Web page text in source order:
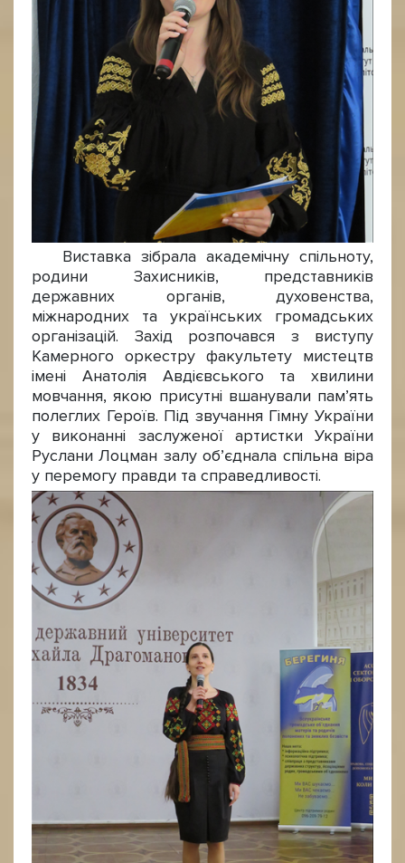
Виставка зібрала академічну спільноту,
родини Захисників, представників
державних органів, духовенства,
міжнародних та українських громадських
організацій. Захід розпочався з виступу
Камерного оркестру факультету мистецтв
імені Анатолія Авдієвського та хвилини
мовчання, якою присутні вшанували пам’ять
полеглих Героїв. Під звучання Гімну України
у виконанні заслуженої артистки України
Руслани Лоцман залу об’єднала спільна віра
у перемогу правди та справедливості.